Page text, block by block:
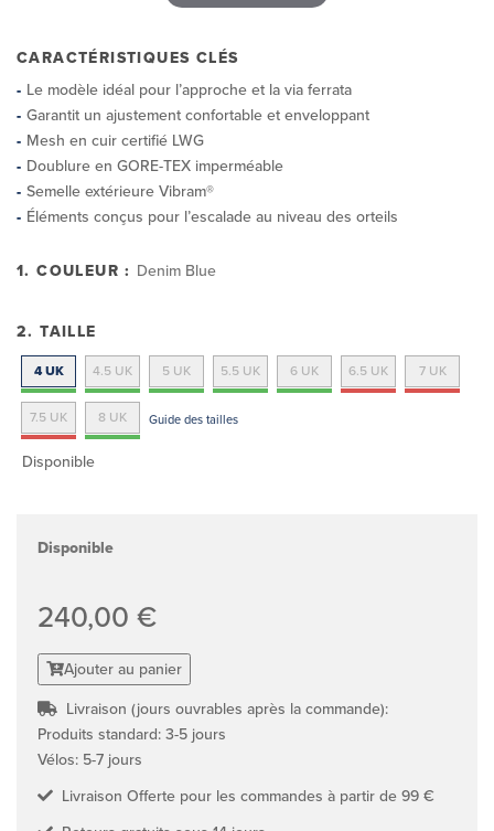
CARACTÉRISTIQUES CLÉS
Le modèle idéal pour l’approche et la via ferrata
Garantit un ajustement confortable et enveloppant
Mesh en cuir certifié LWG
Doublure en GORE-TEX imperméable
Semelle extérieure Vibram®
Éléments conçus pour l’escalade au niveau des orteils
1. COULEUR : Denim Blue
2. TAILLE
4 UK 4.5 UK 5 UK 5.5 UK 6 UK 6.5 UK 7 UK
7.5 UK 8 UK Guide des tailles
Disponible
Disponible
240,00 €
Ajouter au panier
Livraison (jours ouvrables après la commande):
Produits standard: 3-5 jours
Vélos: 5-7 jours
Livraison Offerte pour les commandes à partir de 99 €